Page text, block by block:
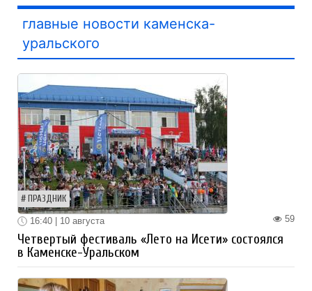
главные новости каменска-
уральского
ПРАЗДНИК
59
16:40 | 10 августа
Четвертый фестиваль «Лето на Исети» состоялся
в Каменске-Уральском